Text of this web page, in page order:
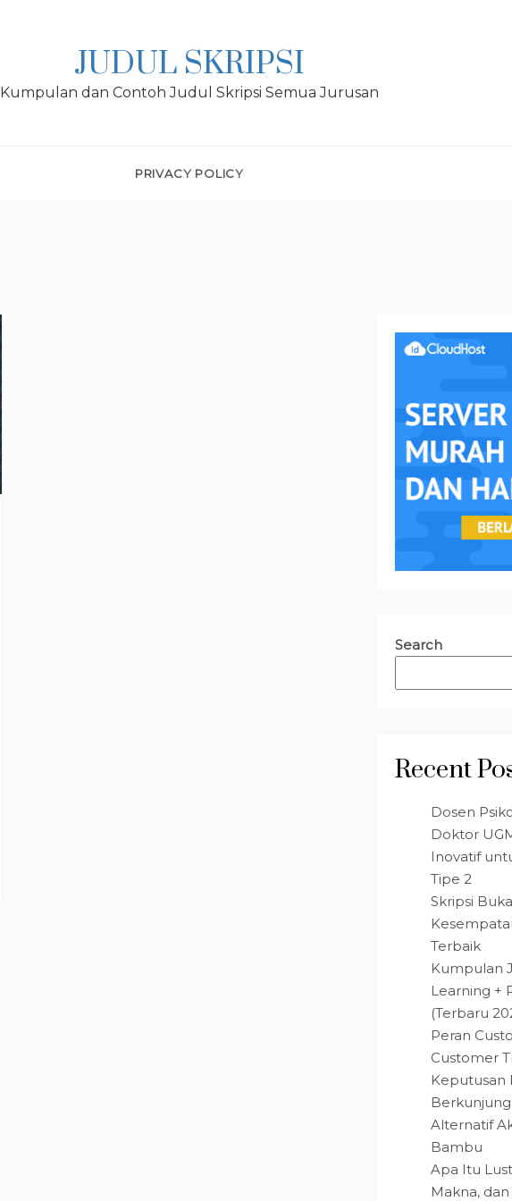
JUDUL SKRIPSI
Kumpulan dan Contoh Judul Skripsi Semua Jurusan
PRIVACY POLICY
Search
Recent
Dosen
Doktor
Inovatif
Tipe 2
Skripsi
Terbaik
Kumpulan
Learning +
(Terbaru
Peran
Customer
Keputusan
Alternatif
Bambu
Apa Itu
Makna,